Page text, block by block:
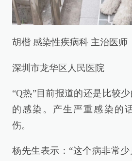
胡楷 感染性疾病科 主治医师
深圳市龙华区人民医院
“Q热”目前报道的还是比较
的感染。产生严重感染的
伤。
杨先生表示：“这个病非常